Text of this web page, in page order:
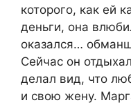
которого, как ей
деньги, она
оказался…
Сейчас он
делал вид, что
и свою жену.